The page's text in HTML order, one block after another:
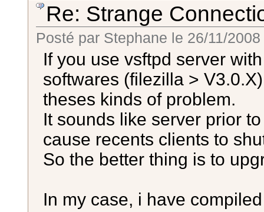
Re: Strange
Posté par Stephane le 26/11/
If you use vsftpd server
softwares (filezilla >
theses kinds of problem.
It sounds like server prior
cause recents clients to
So the better thing is to
In my case, i have